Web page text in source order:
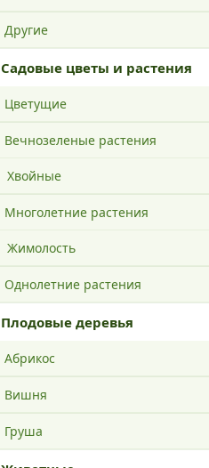
Другие
Садовые цветы и растения
Цветущие
Вечнозеленые растения
Хвойные
Многолетние растения
Жимолость
Однолетние растения
Плодовые деревья
Абрикос
Вишня
Груша